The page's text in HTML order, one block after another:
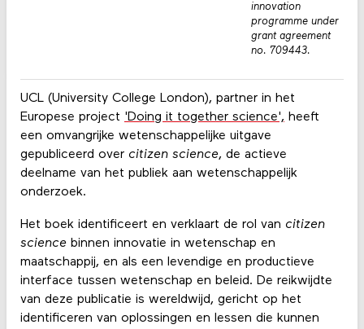
UCL (University College London), partner in het
Europese project 'Doing it together science', heeft
een omvangrijke wetenschappelijke uitgave
gepubliceerd over citizen science, de actieve
deelname van het publiek aan wetenschappelijk
onderzoek.
Het boek identificeert en verklaart de rol van citizen
sciencebinnen innovatie in wetenschap en
maatschappij, en als een levendige en productieve
interface tussen wetenschap en beleid. De reikwijdte
van deze publicatie is wereldwijd, gericht op het
identificeren van oplossingen en lessen die kunnen
innovation
programme under
grant agreement
no. 709443.